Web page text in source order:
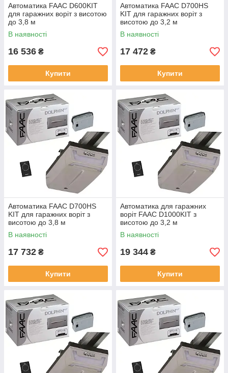
Автоматика FAAC D600KIT
для гаражних воріт з висотою
до 3,8 м
В наявності
16 536 ₴
Купити
Автоматика FAAC D700HS
KIT для гаражних воріт з
висотою до 3,2 м
В наявності
17 472 ₴
Купити
Автоматика FAAC D700HS
KIT для гаражних воріт з
висотою до 3,8 м
В наявності
17 732 ₴
Купити
Автоматика для гаражних
воріт FAAC D1000KIT з
висотою до 3,2 м
В наявності
19 344 ₴
Купити